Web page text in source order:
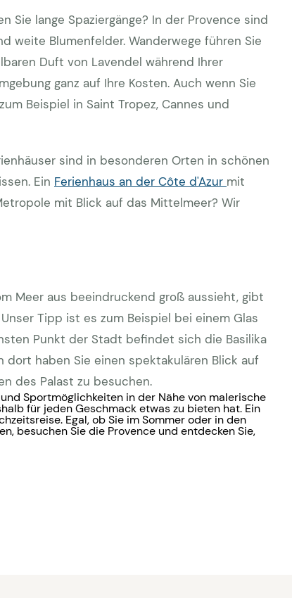
Sie lange Spaziergänge? In der Provence sind
weite Blumenfelder. Wanderwege führen Sie
Duft von Lavendel während Ihrer
ganz auf Ihre Kosten. Auch wenn Sie
Beispiel in Saint Tropez, Cannes und
sind in besonderen Orten in schönen
Ein Ferienhaus an der Côte d'Azur mit
mit Blick auf das Mittelmeer? Wir
Meer aus beeindruckend groß aussieht, gibt
Tipp ist es zum Beispiel bei einem Glas
Punkt der Stadt befindet sich die Basilika
dort haben Sie einen spektakulären Blick auf
des Palast zu besuchen.
Sportmöglichkeiten in der Nähe von malerische
für jeden Geschmack etwas zu bieten hat. Ein
Egal, ob Sie im Sommer oder in den
besuchen Sie die Provence und entdecken Sie,